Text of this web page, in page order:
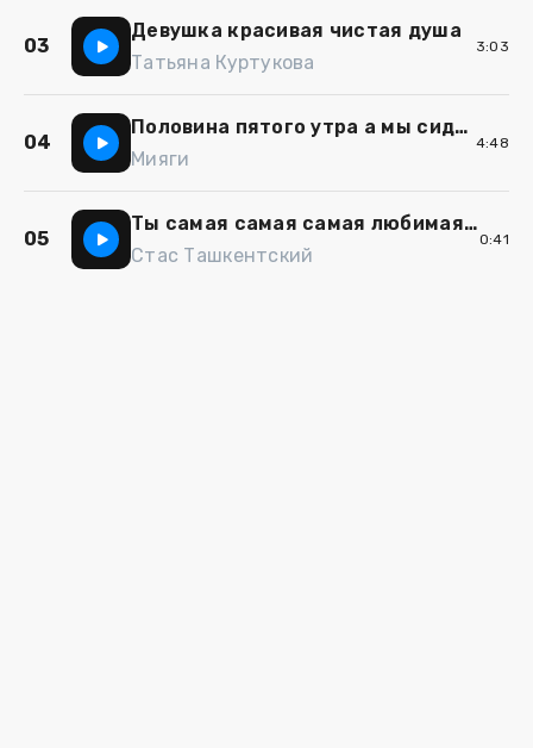
03
Девушка красивая чистая душа
Татьяна Куртукова
3:03
04
Половина пятого утра а мы сидим на закате
Мияги
4:48
05
Ты самая самая самая любимая моя женщина
Стас Ташкентский
0:41